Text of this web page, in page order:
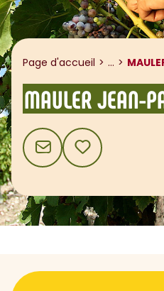
Page d'accueil ... Afficher
MAULER JEAN-
CONTACTAJOUTER AUX